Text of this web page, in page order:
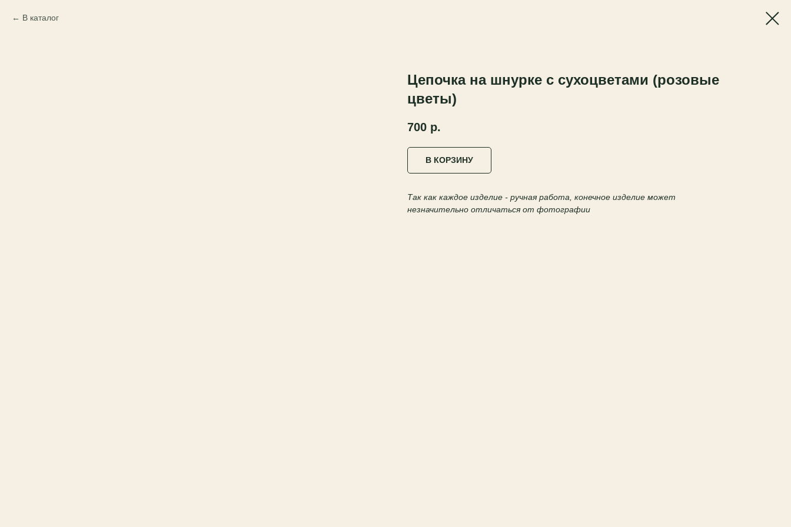
В каталог
Цепочка на шнурке с сухоцветами (розовые
цветы)
700 р.
В КОРЗИНУ
Так как каждое изделие - ручная работа, конечное изделие может
незначительно отличаться от фотографии